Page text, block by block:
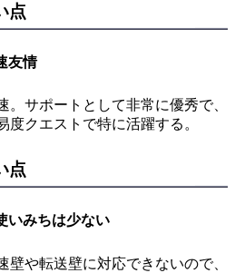
点
友情
。サポートとして非常に優秀で、
クエストで特に活躍する。
点
いみちは少ない
壁や転送壁に対応できないので、